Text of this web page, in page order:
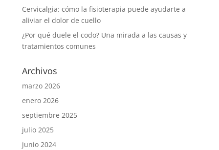
Cervicalgia: cómo la fisioterapia puede ayudarte a
aliviar el dolor de cuello
¿Por qué duele el codo? Una mirada a las causas y
tratamientos comunes
Archivos
marzo 2026
enero 2026
septiembre 2025
julio 2025
junio 2024